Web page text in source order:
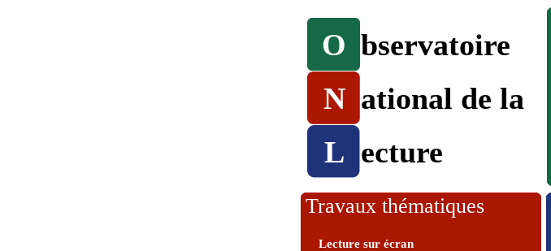
O bservatoire
N ational de la
L ecture
Travaux thématiques
Lecture sur écran